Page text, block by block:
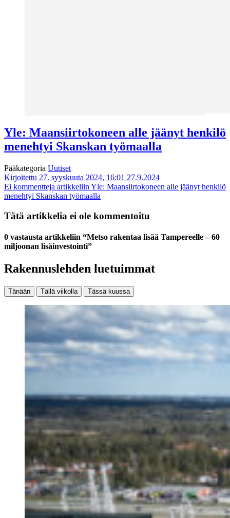
Yle: Maansiirtokoneen alle jäänyt henkilö
menehtyi Skanskan työmaalla
Pääkategoria Uutiset
Kirjoitettu 27. syyskuuta 2024, 16:01 27.9.2024
Ei kommentteja artikkeliin Yle: Maansiirtokoneen alle jäänyt henkilö
menehtyi Skanskan työmaalla
Tätä artikkelia ei ole kommentoitu
0 vastausta artikkeliin “Metso rakentaa lisää Tampereelle – 60
miljoonan lisäinvestointi”
Rakennuslehden luetuimmat
Tänään Tällä viikolla Tässä kuussa